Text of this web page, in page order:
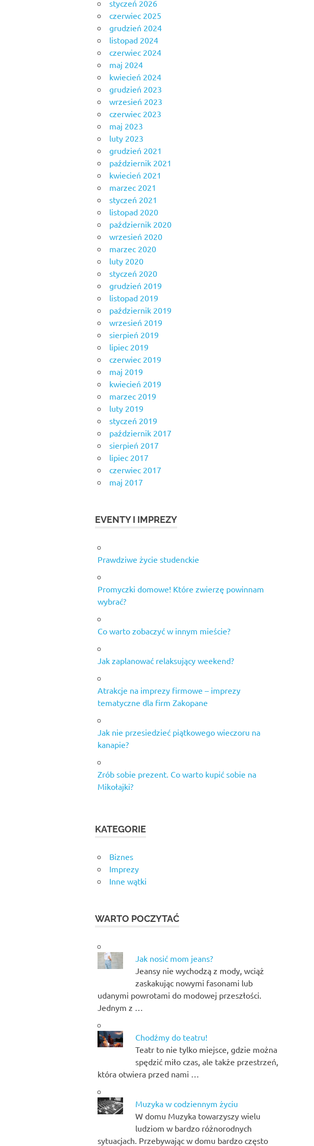
styczeń 2026
czerwiec 2025
grudzień 2024
listopad 2024
czerwiec 2024
maj 2024
kwiecień 2024
grudzień 2023
wrzesień 2023
czerwiec 2023
maj 2023
luty 2023
grudzień 2021
październik 2021
kwiecień 2021
marzec 2021
styczeń 2021
listopad 2020
październik 2020
wrzesień 2020
marzec 2020
luty 2020
styczeń 2020
grudzień 2019
listopad 2019
październik 2019
wrzesień 2019
sierpień 2019
lipiec 2019
czerwiec 2019
maj 2019
kwiecień 2019
marzec 2019
luty 2019
styczeń 2019
październik 2017
sierpień 2017
lipiec 2017
czerwiec 2017
maj 2017
EVENTY I IMPREZY
Prawdziwe życie studenckie
Promyczki domowe! Które zwierzę powinnam
wybrać?
Co warto zobaczyć w innym mieście?
Jak zaplanować relaksujący weekend?
Atrakcje na imprezy firmowe – imprezy
tematyczne dla firm Zakopane
Jak nie przesiedzieć piątkowego wieczoru na
kanapie?
Zrób sobie prezent. Co warto kupić sobie na
Mikołajki?
KATEGORIE
Biznes
Imprezy
Inne wątki
WARTO POCZYTAĆ
Jak nosić mom jeans?
Jeansy nie wychodzą z mody, wciąż
zaskakując nowymi fasonami lub
udanymi powrotami do modowej przeszłości.
Jednym z …
Chodźmy do teatru!
Teatr to nie tylko miejsce, gdzie można
spędzić miło czas, ale także przestrzeń,
która otwiera przed nami …
Muzyka w codziennym życiu
W domu Muzyka towarzyszy wielu
ludziom w bardzo różnorodnych
sytuacjach. Przebywając w domu bardzo często